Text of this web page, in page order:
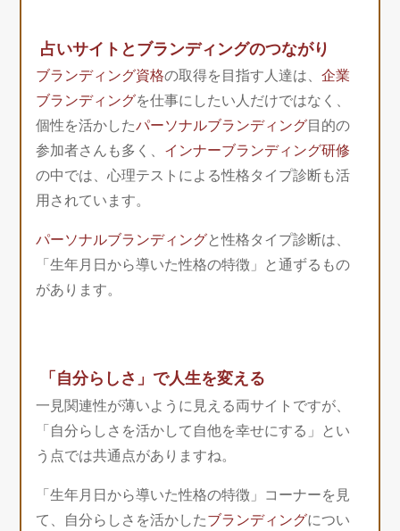
占いサイトとブランディングのつながり
ブランディング資格の取得を目指す人達は、企業
ブランディングを仕事にしたい人だけではなく、
個性を活かしたパーソナルブランディング目的の
参加者さんも多く、 インナーブランディング研修
の中では、心理テストによる性格タイプ診断も活
用されています。
パーソナルブランディングと性格タイプ診断は、
「生年月日から導いた性格の特徴」と通ずるもの
があります。
「自分らしさ」で人生を変える
一見関連性が薄いように見える両サイトですが、
「自分らしさを活かして自他を幸せにする」とい
う点では共通点がありますね。
「生年月日から導いた性格の特徴」コーナーを見
て、自分らしさを活かしたブランディングについ